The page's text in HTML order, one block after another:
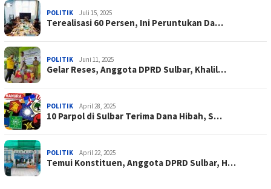
POLITIK Juli 15, 2025
Terealisasi 60 Persen, Ini Peruntukan Da…
POLITIK Juni 11, 2025
Gelar Reses, Anggota DPRD Sulbar, Khalil…
POLITIK April 28, 2025
10 Parpol di Sulbar Terima Dana Hibah, S…
POLITIK April 22, 2025
Temui Konstituen, Anggota DPRD Sulbar, H…